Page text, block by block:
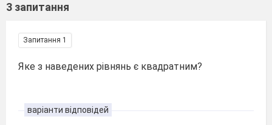
3 запитання
Запитання 1
Яке з наведених рівнянь є квадратним?
варіанти відповідей